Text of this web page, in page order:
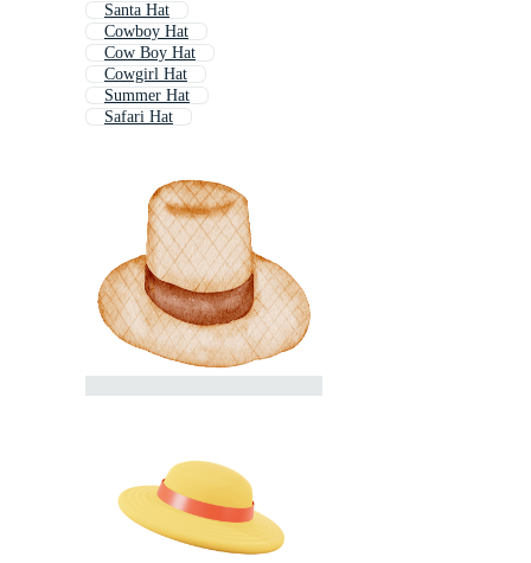
Santa Hat
Cowboy Hat
Cow Boy Hat
Cowgirl Hat
Summer Hat
Safari Hat